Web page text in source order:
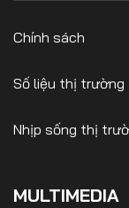
Chính sách
Số liệu thị trường
Nhịp sống thị
MULTIMEDIA